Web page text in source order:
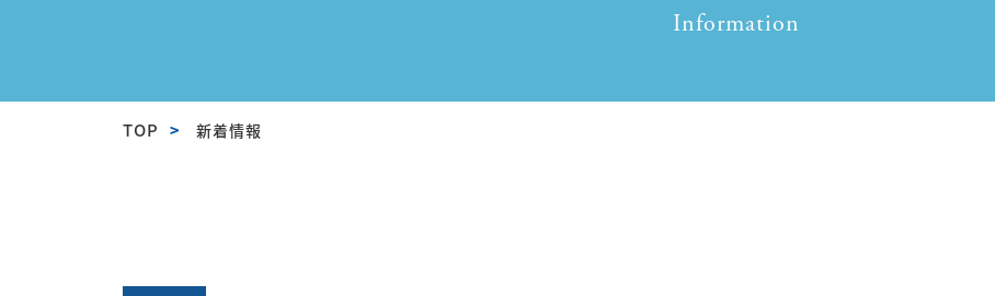
Information
TOP 新着情報